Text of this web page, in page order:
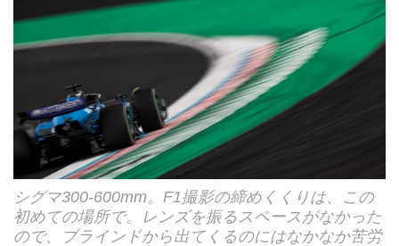
シグマ300-600mm。F1撮影の締めくくりは、この
初めての場所で。レンズを振るスペースがなかった
ので、ブラインドから出てくるのにはなかなか苦労